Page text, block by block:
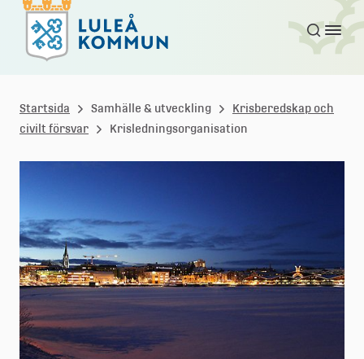
Gå till innehållet
u
l
e
å
k
o
m
m
Startsida Samhälle & utveckling
Krisberedskap och
civilt försvar
Krisledningsorganisation